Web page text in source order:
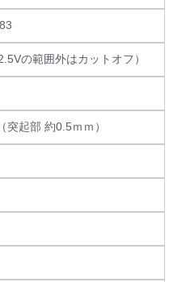
の範囲外はカットオフ）
突起部 約0.5ｍｍ）